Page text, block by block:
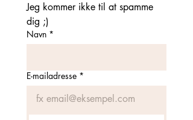
Jeg kommer ikke til at spamme
dig ;)
Navn *
E-mailadresse *